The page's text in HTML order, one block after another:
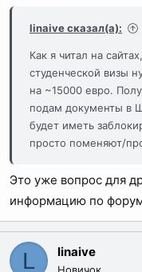
linaive сказал(а):
Как я читал на
студенческой визы
на ~15000 евро.
подам документы в
будет иметь
просто поменяют/
Это уже вопрос для
информацию по
L linaive